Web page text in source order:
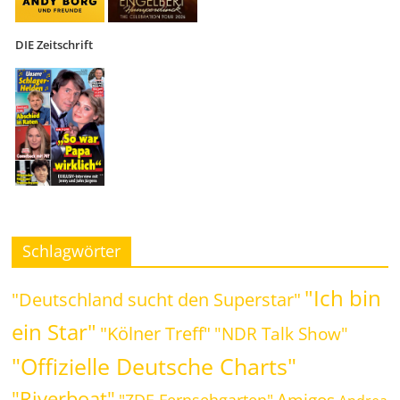
DIE Zeitschrift
Schlagwörter
"Deutschland sucht den Superstar" "Ich bin
ein Star" "Kölner Treff" "NDR Talk Show"
"Offizielle Deutsche Charts"